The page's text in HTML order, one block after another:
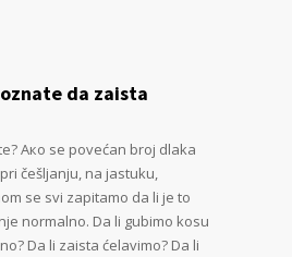
da zaista
Ако se povećan broj dlaka
češljanju, na jastuku,
se svi zapitamo da li je to
normalno. Da li gubimo kosu
Da li zaista ćelavimo? Da li